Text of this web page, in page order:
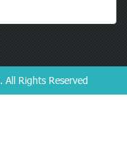
. All Rights Reserved